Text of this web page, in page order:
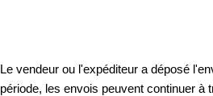
Le vendeur ou l'expéditeur a déposé
période, les envois peuvent continuer à